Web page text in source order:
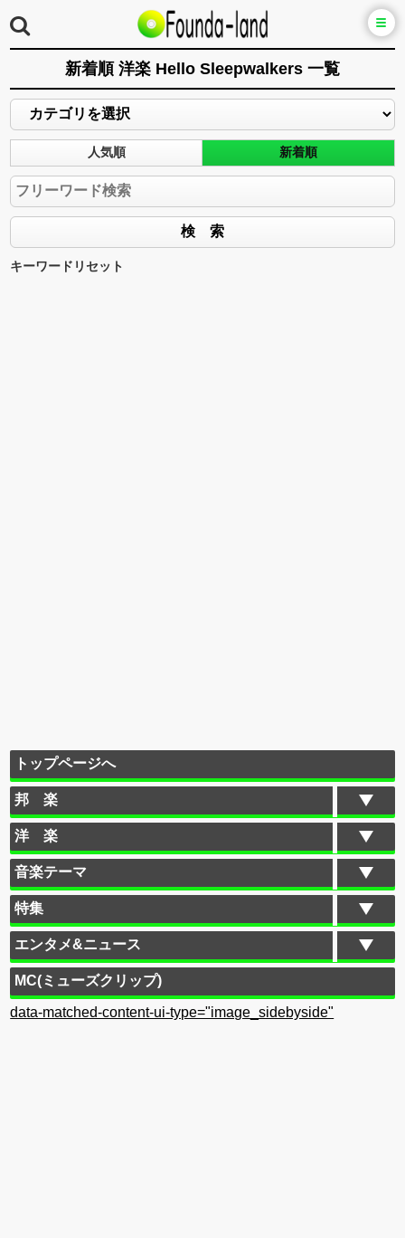
新着順 洋楽 Hello Sleepwalkers 一覧
人気順 新着順
キーワードリセット
トップページへ
邦 楽
洋 楽
音楽テーマ
特集
エンタメ&ニュース
MC(ミューズクリップ)
data-matched-content-ui-type="image_sidebyside"